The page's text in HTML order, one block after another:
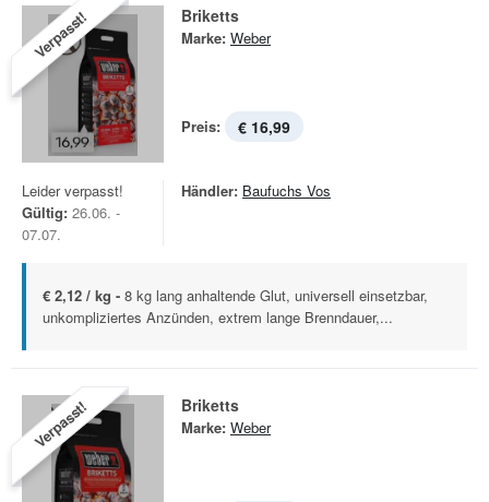
Verpasst! Briketts
Marke: Weber
Preis: € 16,99
Leider verpasst!
Gültig: 26.06. -
07.07.
Händler: Baufuchs Vos
€ 2,12 / kg - 8 kg lang anhaltende Glut, universell einsetzbar,
unkompliziertes Anzünden, extrem lange Brenndauer,...
Verpasst! Briketts
Marke: Weber